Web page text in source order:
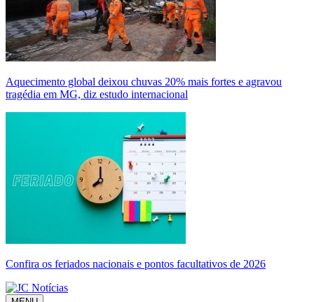
Aquecimento global deixou chuvas 20% mais fortes e agravou
tragédia em MG, diz estudo internacional
Confira os feriados nacionais e pontos facultativos de 2026